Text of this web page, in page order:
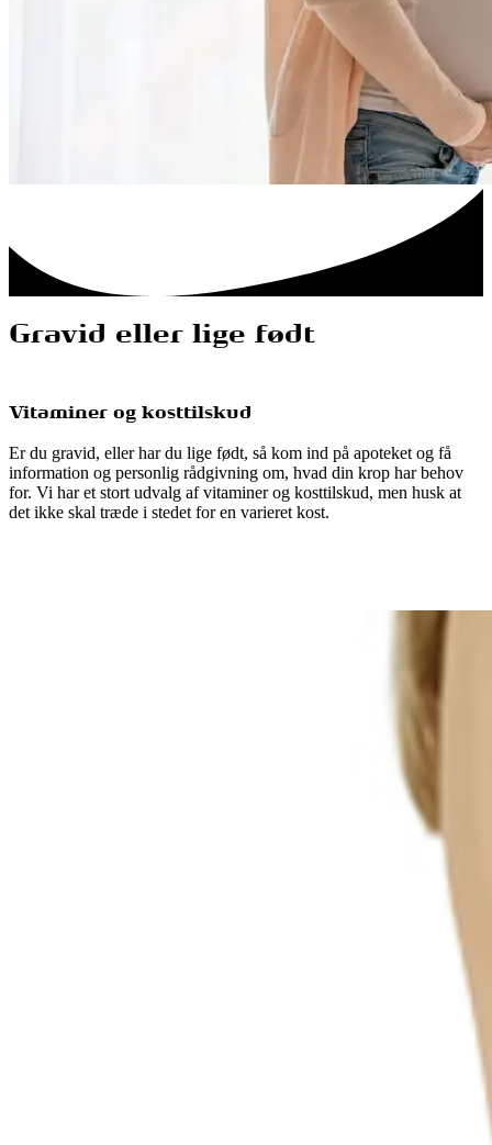
Gravid eller lige født
Vitaminer og kosttilskud
Er du gravid, eller har du lige født, så kom ind på apoteket og få
information og personlig rådgivning om, hvad din krop har behov
for. Vi har et stort udvalg af vitaminer og kosttilskud, men husk at
det ikke skal træde i stedet for en varieret kost.